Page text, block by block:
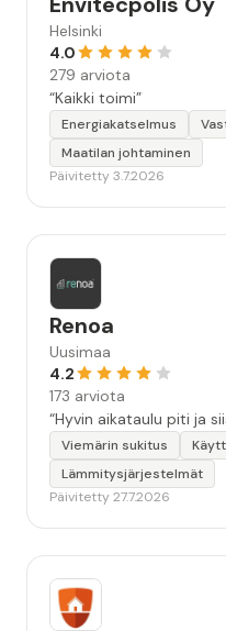
Helsinki
4.0
279 arviota
“Kaikki toimi”
Energiakatselmus
Maatilan johtaminen
Päivitetty 3.7.2026
Renoa
Uusimaa
4.2
173 arviota
“Hyvin aikataulu piti ja
Viemärin sukitus
Lämmitysjärjestelmät
Päivitetty 27.7.2026